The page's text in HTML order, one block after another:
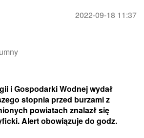
2022-09-18 11:37
i Gospodarki Wodnej wydał
stopnia przed burzami z
powiatach znalazł się
Alert obowiązuje do godz.